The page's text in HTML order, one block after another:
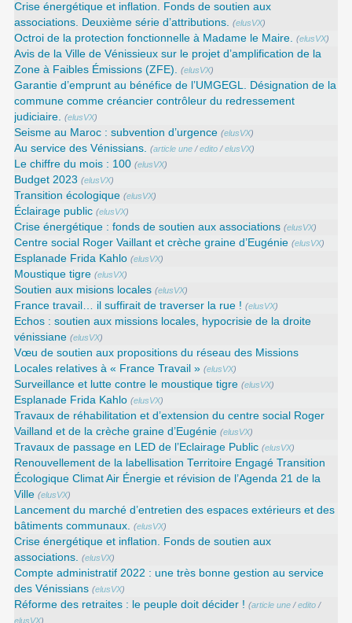
Crise énergétique et inflation. Fonds de soutien aux
associations. Deuxième série d’attributions. (elusVX)
Octroi de la protection fonctionnelle à Madame le Maire. (elusVX)
Avis de la Ville de Vénissieux sur le projet d’amplification de la
Zone à Faibles Émissions (ZFE). (elusVX)
Garantie d’emprunt au bénéfice de l’UMGEGL. Désignation de la
commune comme créancier contrôleur du redressement
judiciaire. (elusVX)
Seisme au Maroc : subvention d’urgence (elusVX)
Au service des Vénissians. (article une /edito /elusVX)
Le chiffre du mois : 100 (elusVX)
Budget 2023 (elusVX)
Transition écologique (elusVX)
Éclairage public (elusVX)
Crise énergétique : fonds de soutien aux associations (elusVX)
Centre social Roger Vaillant et crèche graine d’Eugénie (elusVX)
Esplanade Frida Kahlo (elusVX)
Moustique tigre (elusVX)
Soutien aux misions locales (elusVX)
France travail… il suffirait de traverser la rue ! (elusVX)
Echos : soutien aux missions locales, hypocrisie de la droite
vénissiane (elusVX)
Vœu de soutien aux propositions du réseau des Missions
Locales relatives à « France Travail » (elusVX)
Surveillance et lutte contre le moustique tigre (elusVX)
Esplanade Frida Kahlo (elusVX)
Travaux de réhabilitation et d’extension du centre social Roger
Vailland et de la crèche graine d’Eugénie (elusVX)
Travaux de passage en LED de l’Eclairage Public (elusVX)
Renouvellement de la labellisation Territoire Engagé Transition
Écologique Climat Air Énergie et révision de l’Agenda 21 de la
Ville (elusVX)
Lancement du marché d’entretien des espaces extérieurs et des
bâtiments communaux. (elusVX)
Crise énergétique et inflation. Fonds de soutien aux
associations. (elusVX)
Compte administratif 2022 : une très bonne gestion au service
des Vénissians (elusVX)
Réforme des retraites : le peuple doit décider ! (article une /edito /
elusVX)